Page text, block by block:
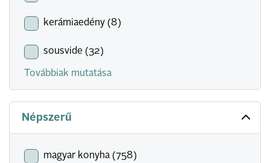
kerámiaedény (8)
sousvide (32)
Továbbiak mutatása
Népszerű
magyar konyha (758)